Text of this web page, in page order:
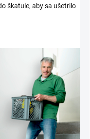
škatule, aby sa ušetrilo